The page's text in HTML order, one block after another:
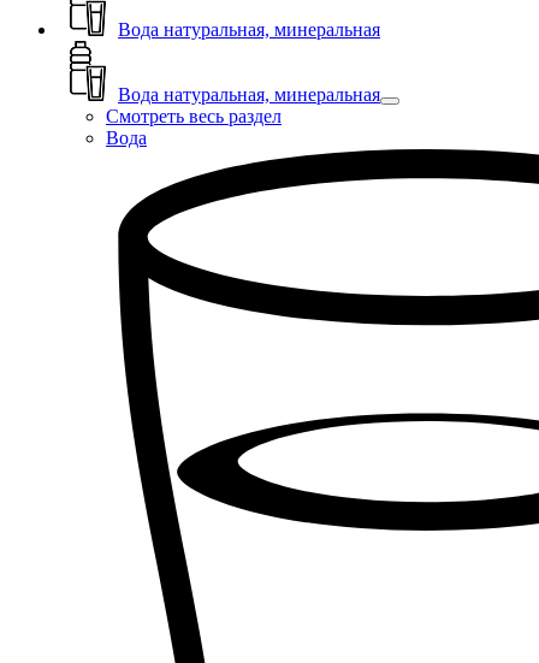
Вода натуральная, минеральная
Вода натуральная, минеральная
Смотреть весь раздел
Вода